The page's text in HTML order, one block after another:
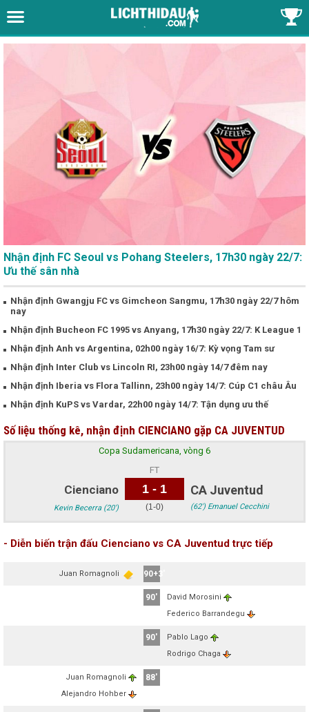
Nhận định FC Seoul vs Pohang Steelers, 17h30 ngày 22/7:
Ưu thế sân nhà
Nhận định Gwangju FC vs Gimcheon Sangmu, 17h30 ngày 22/7 hôm
nay
Nhận định Bucheon FC 1995 vs Anyang, 17h30 ngày 22/7: K League 1
Nhận định Anh vs Argentina, 02h00 ngày 16/7: Kỳ vọng Tam sư
Nhận định Inter Club vs Lincoln RI, 23h00 ngày 14/7 đêm nay
Nhận định Iberia vs Flora Tallinn, 23h00 ngày 14/7: Cúp C1 châu Âu
Nhận định KuPS vs Vardar, 22h00 ngày 14/7: Tận dụng ưu thế
Số liệu thống kê, nhận định CIENCIANO gặp CA JUVENTUD
Copa Sudamericana, vòng 6
Cienciano
Kevin Becerra (20')
FT
1 - 1
(1-0)
CA Juventud
(62') Emanuel Cecchini
- Diễn biến trận đấu Cienciano vs CA Juventud trực tiếp
Juan Romagnoli 90+3'
90'
David Morosini
Federico Barrandegu
90'
Pablo Lago
Rodrigo Chaga
Juan Romagnoli
Alejandro Hohber
88'